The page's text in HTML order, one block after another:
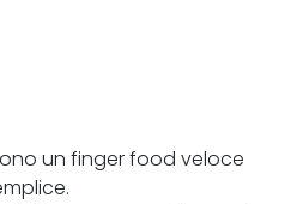
un finger food veloce